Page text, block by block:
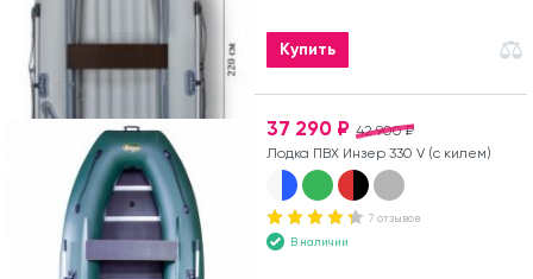
Купить
42 900 ₽
37 290 ₽
Лодка ПВХ Инзер 330 V (с килем)
7 отзывов
В наличии